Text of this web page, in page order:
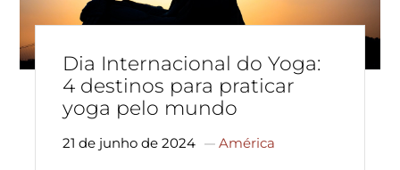
Dia Internacional do Yoga:
4 destinos para praticar
yoga pelo mundo
21 de junho de 2024 América